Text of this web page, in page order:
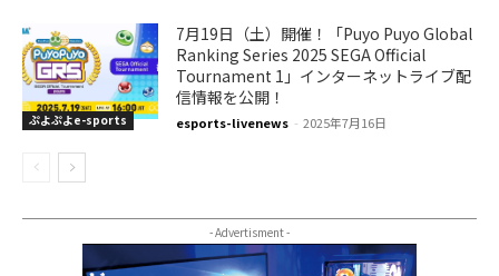
ぷよぷよe-sports
7月19日（土）開催！「Puyo Puyo Global
Ranking Series 2025 SEGA Official
Tournament 1」インターネットライブ配
信情報を公開！
esports-livenews - 2025年7月16日
- Advertisment -